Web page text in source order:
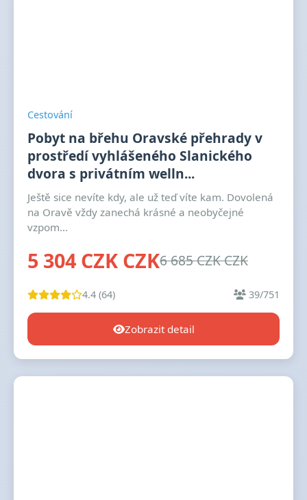
Cestování
Pobyt na břehu Oravské přehrady v
prostředí vyhlášeného Slanického
dvora s privátním welln...
Ještě sice nevíte kdy, ale už teď víte kam. Dovolená
na Oravě vždy zanechá krásné a neobyčejné
vzpom...
5 304 CZK CZK6 685 CZK CZK
4.4 (64) 39/751
Zobrazit detail